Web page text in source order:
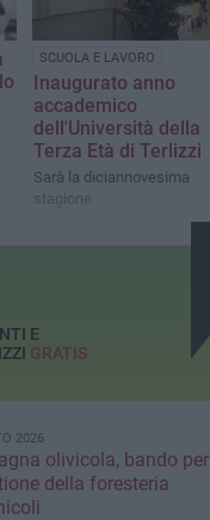
SCUOLA E LAVORO
Inaugurato anno
accademico
dell'Università della
Terza Età di Terlizzi
Sarà la diciannovesima
stagione
E
GRATIS
2026
olivicola, bando per
della foresteria